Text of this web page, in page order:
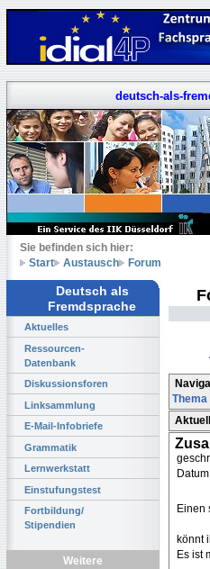
deutsch-als-
Sie befinden sich hier:
Start
Austausch Forum
Deutsch als
Fremdsprache
Aktuelles
Ressourcen-
Datenbank
Diskussionsforen
Linksammlung
E-Mail-Infobriefe
Grammatik
Lernwerkstatt
Einstufungstest
Fortbildung/
Stipendien
Weitere
Thema
Einen
könnt
Es ist